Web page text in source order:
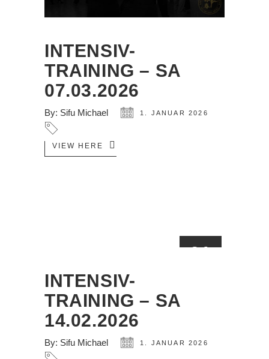
INTENSIV-
TRAINING – SA
07.03.2026
By: Sifu Michael 1. JANUAR 2026
VIEW HERE
01
INTENSIV-
TRAINING – SA
14.02.2026
By: Sifu Michael 1. JANUAR 2026